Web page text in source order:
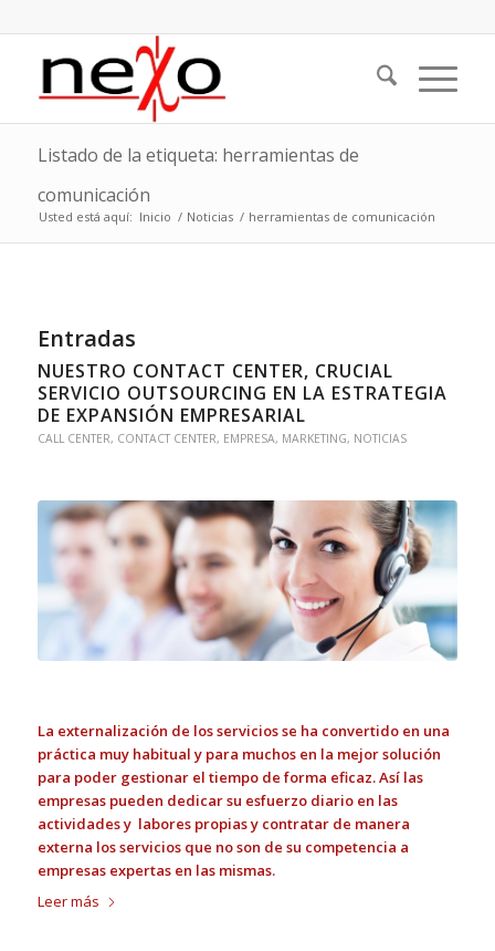
Listado de la etiqueta: herramientas de
comunicación
Usted está aquí: Inicio / Noticias / herramientas de comunicación
Entradas
NUESTRO CONTACT CENTER, CRUCIAL
SERVICIO OUTSOURCING EN LA ESTRATEGIA
DE EXPANSIÓN EMPRESARIAL
CALL CENTER, CONTACT CENTER, EMPRESA, MARKETING, NOTICIAS
La externalización de los servicios se ha convertido en una
práctica muy habitual y para muchos en la mejor solución
para poder gestionar el tiempo de forma eficaz. Así las
empresas pueden dedicar su esfuerzo diario en las
actividades y labores propias y contratar de manera
externa los servicios que no son de su competencia a
empresas expertas en las mismas.
Leer más